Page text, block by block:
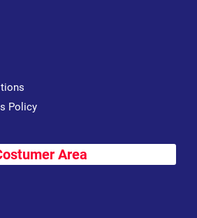
Policy
Area